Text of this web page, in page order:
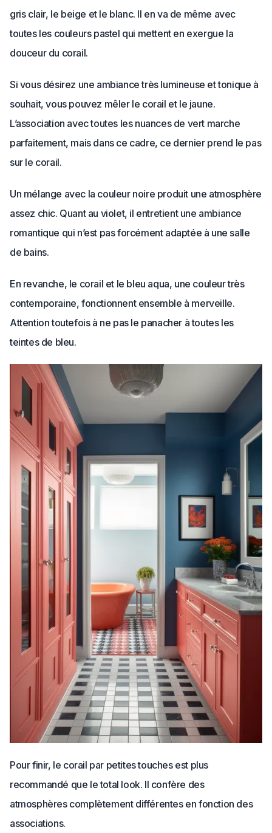
gris clair, le beige et le blanc. Il en va de même avec
toutes les couleurs pastel qui mettent en exergue la
douceur du corail.
Si vous désirez une ambiance très lumineuse et tonique à
souhait, vous pouvez mêler le corail et le jaune.
L’association avec toutes les nuances de vert marche
parfaitement, mais dans ce cadre, ce dernier prend le pas
sur le corail.
Un mélange avec la couleur noire produit une atmosphère
assez chic. Quant au violet, il entretient une ambiance
romantique qui n’est pas forcément adaptée à une salle
de bains.
En revanche, le corail et le bleu aqua, une couleur très
contemporaine, fonctionnent ensemble à merveille.
Attention toutefois à ne pas le panacher à toutes les
teintes de bleu.
Pour finir, le corail par petites touches est plus
recommandé que le total look. Il confère des
atmosphères complètement différentes en fonction des
associations.